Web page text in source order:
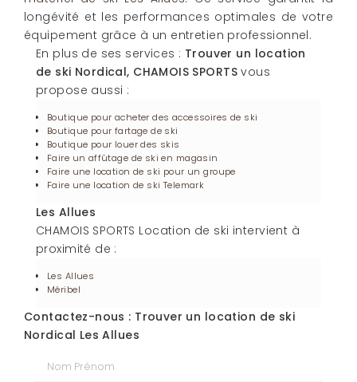
longévité et les performances optimales de votre
équipement grâce à un entretien professionnel.
En plus de ses services : Trouver un location
de ski Nordical, CHAMOIS SPORTS vous
propose aussi :
Boutique pour acheter des accessoires de ski
Boutique pour fartage de ski
Boutique pour louer des skis
Faire un affûtage de ski en magasin
Faire une location de ski pour un groupe
Faire une location de ski Telemark
Les Allues
CHAMOIS SPORTS Location de ski intervient à
proximité de :
Les Allues
Méribel
Contactez-nous : Trouver un location de ski
Nordical Les Allues
Nom Prénom